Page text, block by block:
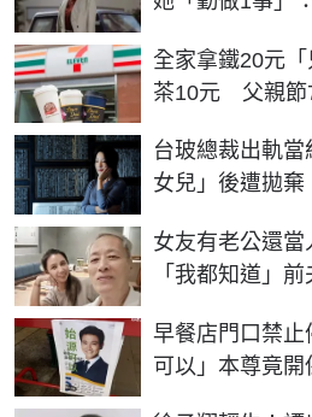
全家拿鐵20元
茶10元 父親節
台玻總裁出軌
女兒」後遭拋
女友有老公還
「我都知道」
早餐店門口禁止
可以」本尊竟